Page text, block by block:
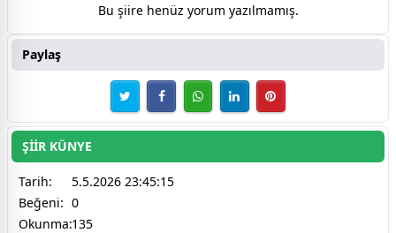
Bu şiire henüz yorum yazılmamış.
Paylaş
ŞİİR KÜNYE
Tarih:
5.5.2026 23:45:15
Beğeni: 0
Okunma:135